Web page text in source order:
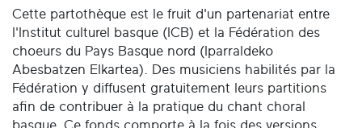
Cette partothèque est le fruit d'un partenariat entre
l'Institut culturel basque (ICB) et la Fédération des
choeurs du Pays Basque nord (Iparraldeko
Abesbatzen Elkartea). Des musiciens habilités par la
Fédération y diffusent gratuitement leurs partitions
afin de contribuer à la pratique du chant choral
basque. Ce fonds comporte à la fois des versions